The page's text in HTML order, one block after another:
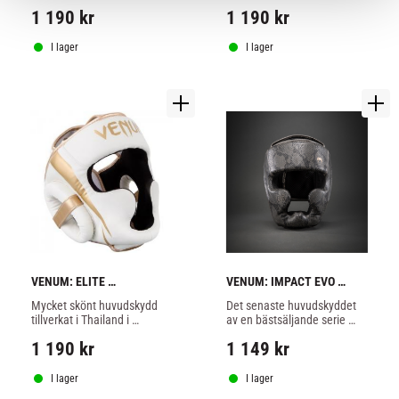
färg.
1 190 kr
I lager
färg..
1 190 kr
I lager
VENUM: ELITE
HUVUDSKYDD - VIT/GULD
Mycket skönt huvudskydd
tillverkat i Thailand i
och guld färg.
1 190 kr
I lager
VENUM: IMPACT EVO
SCALES HUVUDSKYDD -
GRÅ
Det senaste huvudskyddet
av en bästsäljande serie
erbjuda överlägset skydd,
premiumfinish.
1 149 kr
I lager